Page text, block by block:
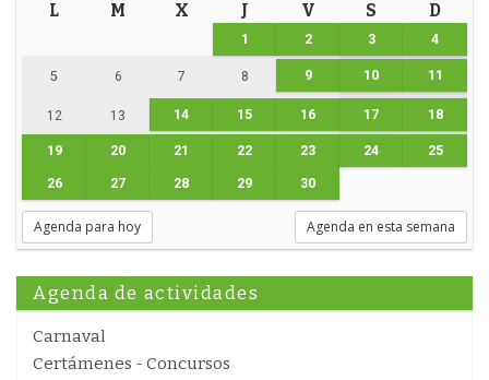
L M X J V S D
1 2 3 4
5 6 7 8 9 10 11
12 13 14 15 16 17 18
19 20 21 22 23 24 25
26 27 28 29 30
Agenda para hoy Agenda en esta semana
Agenda de actividades
Carnaval
Certámenes - Concursos